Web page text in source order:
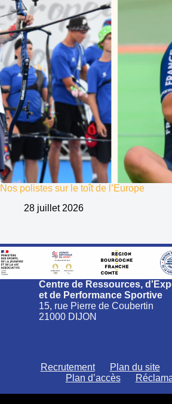
Nos polistes sur le toît de l’Europe
28 juillet 2026
Centre de Ressources,
et de Performance Sportive
15, rue Pierre de Coubertin
21000 DIJON
Recrutement Plan du site
Plan d’accès